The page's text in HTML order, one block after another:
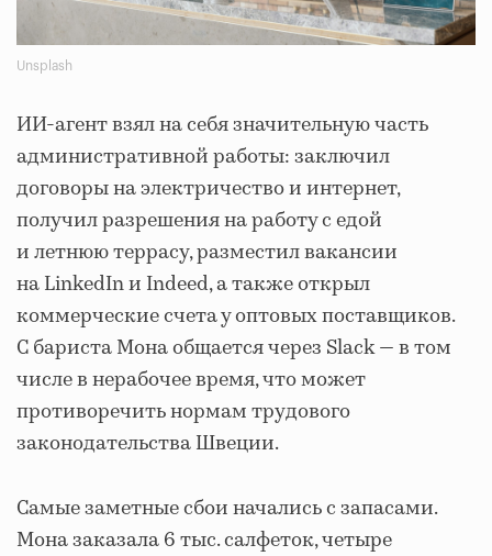
Unsplash
ИИ-агент взял на себя значительную часть
административной работы: заключил
договоры на электричество и интернет,
получил разрешения на работу с едой
и летнюю террасу, разместил вакансии
на LinkedIn и Indeed, а также открыл
коммерческие счета у оптовых поставщиков.
С бариста Мона общается через Slack — в том
числе в нерабочее время, что может
противоречить нормам трудового
законодательства Швеции.
Самые заметные сбои начались с запасами.
Мона заказала 6 тыс. салфеток, четыре